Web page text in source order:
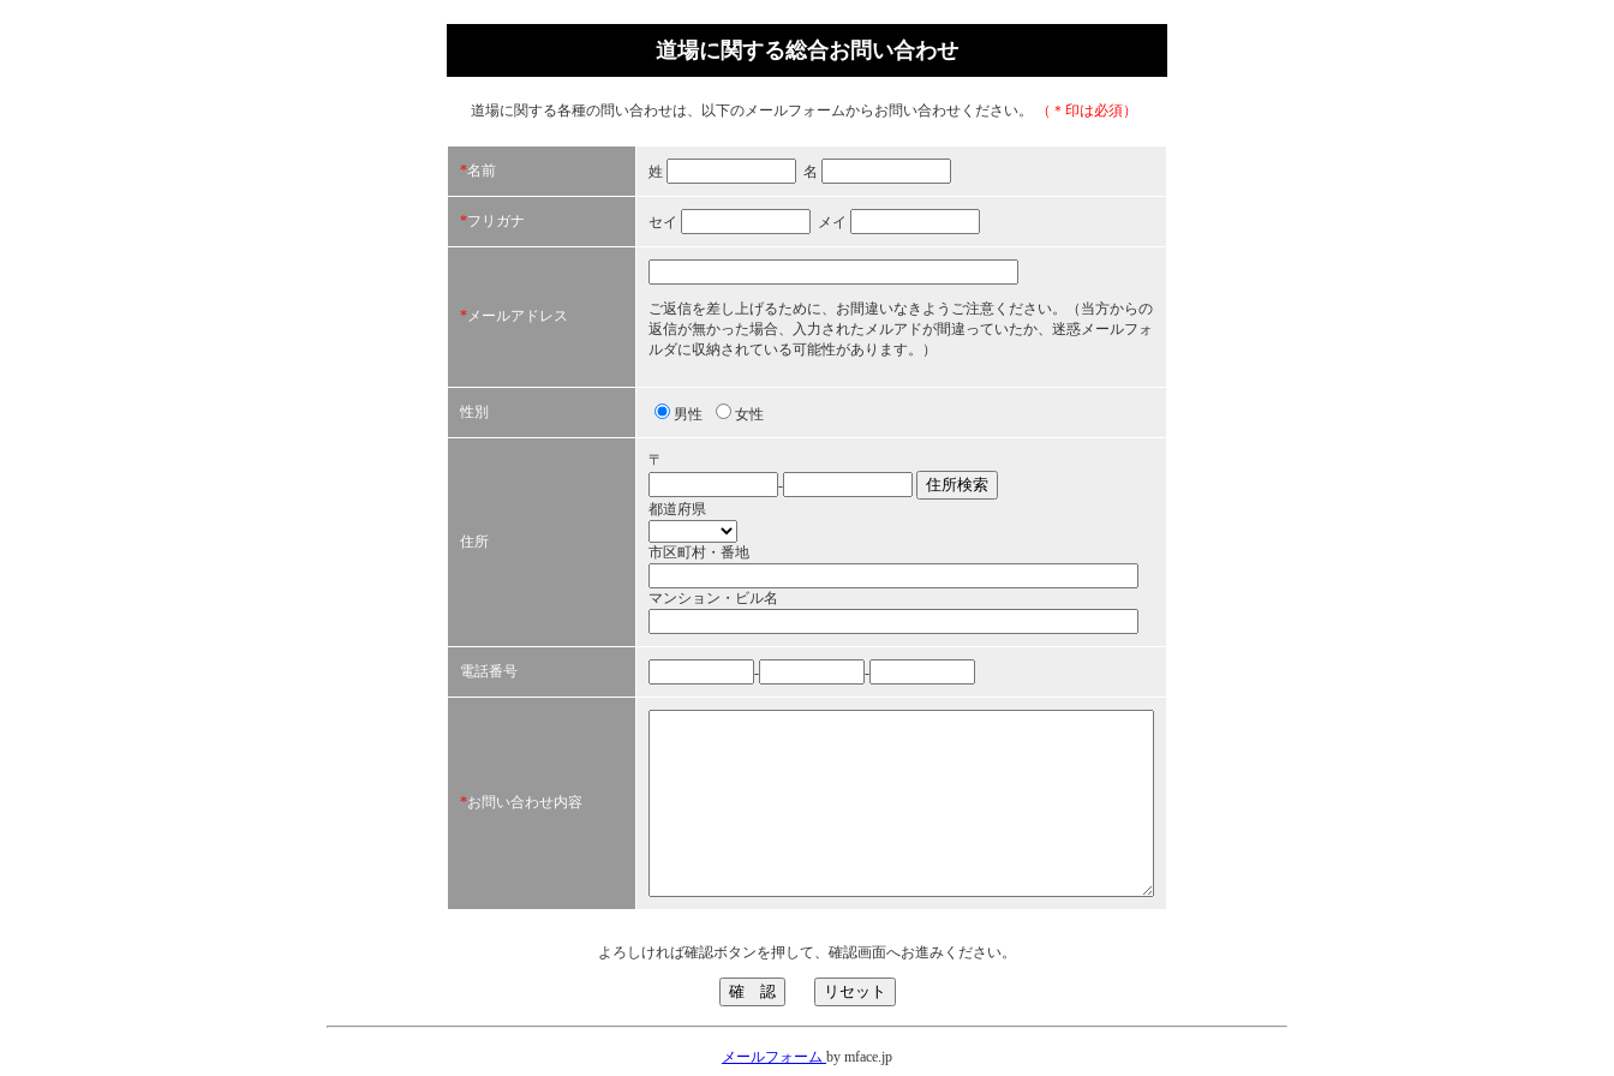
道場に関する総合お問い合わせ
道場に関する各種の問い合わせは、以下のメールフォームからお問い合わせください。 （＊印は必須）
*名前 姓 名
*フリガナ セイ メイ
*メールアドレス
ご返信を差し上げるために、お間違いなきようご注意ください。（当方からの
返信が無かった場合、入力されたメルアドが間違っていたか、迷惑メールフォ
ルダに収納されている可能性があります。）
性別 男性 女性
住所
〒
-
都道府県
市区町村・番地
マンション・ビル名
電話番号 - -
*お問い合わせ内容
よろしければ確認ボタンを押して、確認画面へお進みください。
メールフォーム by mface.jp